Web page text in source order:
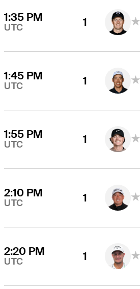
1:35 PM
UTC 1
1:45 PM
UTC 1
1:55 PM
UTC 1
2:10 PM
UTC 1
2:20 PM
UTC 1